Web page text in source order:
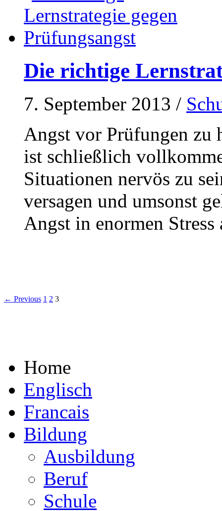
Die richtige
7. September 2013 /
Angst vor Prüfungen zu
ist schließlich
Situationen nervös zu
versagen und umsonst
Angst in enormen
← Previous 1 2 3
Home
Englisch
Francais
Bildung
Ausbildung
Beruf
Schule